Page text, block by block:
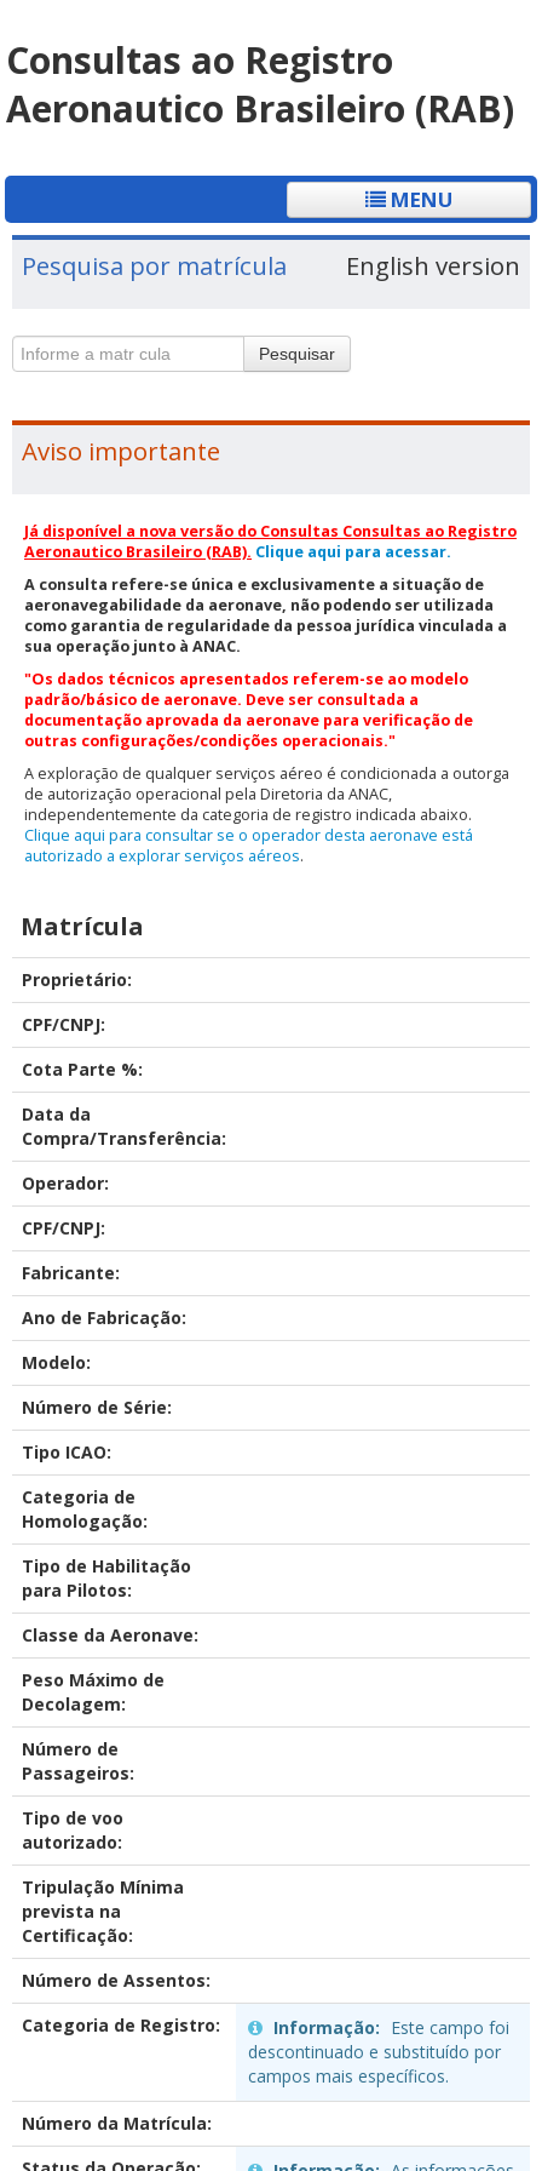
Consultas ao Registro
Aeronautico Brasileiro (RAB)
MENU
Pesquisa por matrícula English version
Pesquisar
Aviso importante
Já disponível a nova versão do Consultas Consultas ao Registro
Aeronautico Brasileiro (RAB). Clique aqui para acessar.
A consulta refere-se única e exclusivamente a situação de
aeronavegabilidade da aeronave, não podendo ser utilizada
como garantia de regularidade da pessoa jurídica vinculada a
sua operação junto à ANAC.
"Os dados técnicos apresentados referem-se ao modelo
padrão/básico de aeronave. Deve ser consultada a
documentação aprovada da aeronave para verificação de
outras configurações/condições operacionais."
A exploração de qualquer serviços aéreo é condicionada a outorga
de autorização operacional pela Diretoria da ANAC,
independentemente da categoria de registro indicada abaixo.
Clique aqui para consultar se o operador desta aeronave está
autorizado a explorar serviços aéreos.
Matrícula
Proprietário:
CPF/CNPJ:
Cota Parte %:
Data da
Compra/Transferência:
Operador:
CPF/CNPJ:
Fabricante:
Ano de Fabricação:
Modelo:
Número de Série:
Tipo ICAO:
Categoria de
Homologação:
Tipo de Habilitação
para Pilotos:
Classe da Aeronave:
Peso Máximo de
Decolagem:
Número de
Passageiros:
Tipo de voo
autorizado:
Tripulação Mínima
prevista na
Certificação:
Número de Assentos:
Categoria de Registro:
Informação: Este campo foi
descontinuado e substituído por
campos mais específicos.
Número da Matrícula: